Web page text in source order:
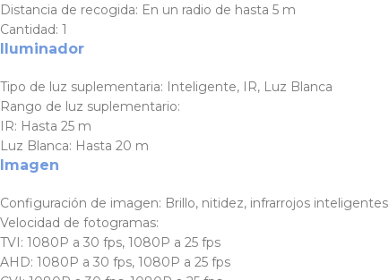
Distancia de recogida: En un radio de hasta 5 m
Cantidad: 1
Iluminador
Tipo de luz suplementaria: Inteligente, IR, Luz Blanca
Rango de luz suplementario:
IR: Hasta 25 m
Luz Blanca: Hasta 20 m
Imagen
Configuración de imagen: Brillo, nitidez, infrarrojos inteligentes
Velocidad de fotogramas:
TVI: 1080P a 30 fps, 1080P a 25 fps
AHD: 1080P a 30 fps, 1080P a 25 fps